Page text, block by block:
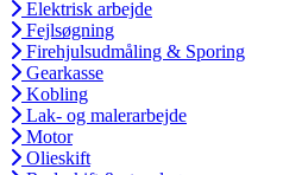
Elektrisk arbejde
Fejlsøgning
Firehjulsudmåling & Sporing
Gearkasse
Kobling
Lak- og malerarbejde
Motor
Olieskift